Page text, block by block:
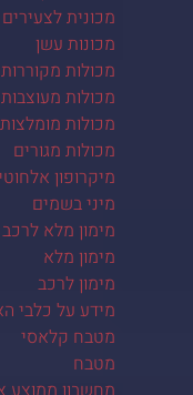
מכונית לצעירים
מכונות עשן
מכולות מקוררות
מכולות מעוצבות
מכולות
מכולות מגורים
מיקרופון
מיני בשמים
מימון מלא לרכב
מימון מלא
מימון לרכב
מידע על כלבי
מטבח קלאסי
מטבח